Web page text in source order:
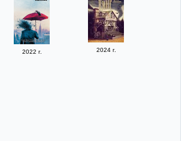
2022 г. 2024 г.